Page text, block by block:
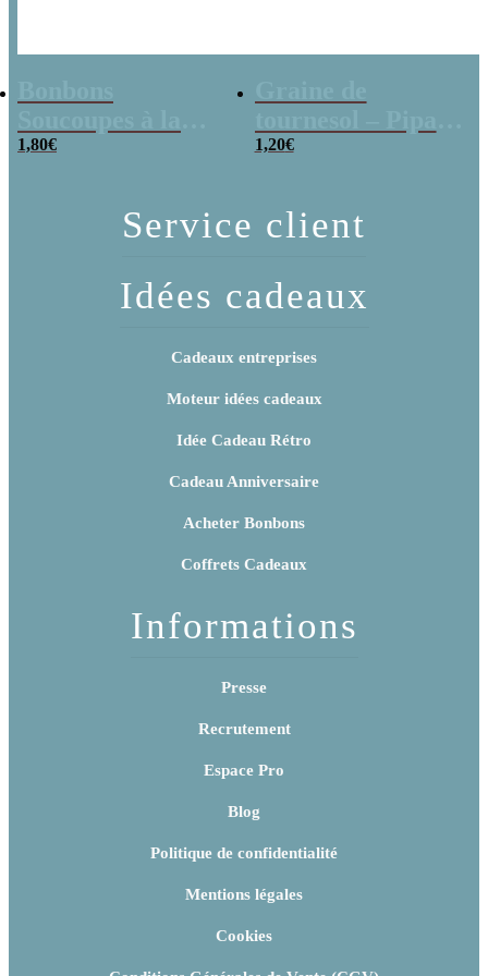
poudre (x20)
1,80€
x 3
1,20€
Service client
Idées cadeaux
Cadeaux entreprises
Moteur idées cadeaux
Idée Cadeau Rétro
Cadeau Anniversaire
Acheter Bonbons
Coffrets Cadeaux
Informations
Presse
Recrutement
Espace Pro
Blog
Politique de confidentialité
Mentions légales
Cookies